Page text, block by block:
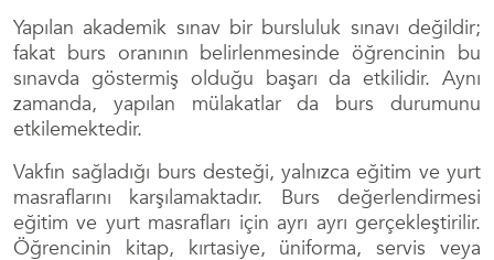
Yapılan akademik sınav bir bursluluk sınavı değildir;
fakat burs oranının belirlenmesinde öğrencinin bu
sınavda göstermiş olduğu başarı da etkilidir. Aynı
zamanda, yapılan mülakatlar da burs durumunu
etkilemektedir.
Vakfın sağladığı burs desteği, yalnızca eğitim ve yurt
masraflarını karşılamaktadır. Burs değerlendirmesi
eğitim ve yurt masrafları için ayrı ayrı gerçekleştirilir.
Öğrencinin kitap, kırtasiye, üniforma, servis veya